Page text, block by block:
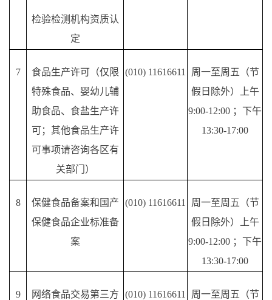
检验检测机构资质认
定
7
食品生产许可（仅限
特殊食品、婴幼儿辅
助食品、食盐生产许
可；其他食品生产许
可事项请咨询各区有
关部门）
(010) 11616611
周一至周五（节
假日除外）上午
9:00-12:00 ；下午
13:30-17:00
8
保健食品备案和国产
保健食品企业标准备
案
(010) 11616611
周一至周五（节
假日除外）上午
9:00-12:00 ；下午
13:30-17:00
9
网络食品交易第三方
(010) 11616611
周一至周五（节